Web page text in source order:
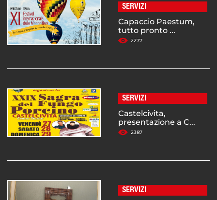
SERVIZI
Capaccio Paestum,
tutto pronto ...
2277
SERVIZI
Castelcivita,
presentazione a C...
2387
SERVIZI